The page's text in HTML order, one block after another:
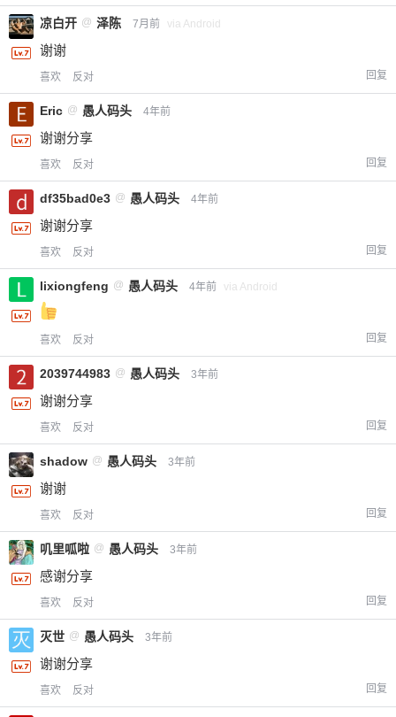
凉白开 @ 泽陈 7月前 via Android
谢谢
喜欢 反对 回复
Eric @ 愚人码头 4年前
谢谢分享
喜欢 反对 回复
df35bad0e3 @ 愚人码头 4年前
谢谢分享
喜欢 反对 回复
lixiongfeng @ 愚人码头 4年前 via Android
喜欢 反对 回复
2039744983 @ 愚人码头 3年前
谢谢分享
喜欢 反对 回复
shadow @ 愚人码头 3年前
谢谢
喜欢 反对 回复
叽里呱啦 @ 愚人码头 3年前
感谢分享
喜欢 反对 回复
灭世 @ 愚人码头 3年前
谢谢分享
喜欢 反对 回复